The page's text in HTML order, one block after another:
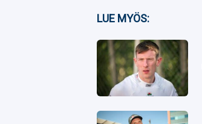
Whatsapp
LUE MYÖS: